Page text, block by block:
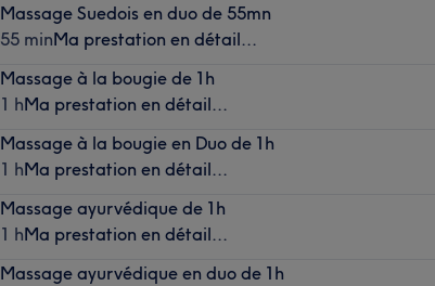
Massage Suedois en duo de 55mn
55 minMa prestation en détail...
Massage à la bougie de 1h
1 hMa prestation en détail...
Massage à la bougie en Duo de 1h
1 hMa prestation en détail...
Massage ayurvédique de 1h
1 hMa prestation en détail...
Massage ayurvédique en duo de 1h